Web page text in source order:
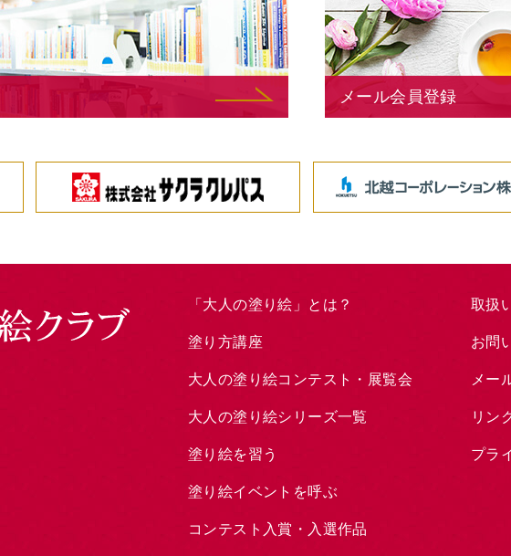
メール会員登録
「大人の塗り絵」とは？
塗り方講座
大人の塗り絵コンテスト・展覧会
大人の塗り絵シリーズ一覧
塗り絵を習う
塗り絵イベントを呼ぶ
コンテスト入賞・入選作品
取扱
お問
メー
リン
プラ